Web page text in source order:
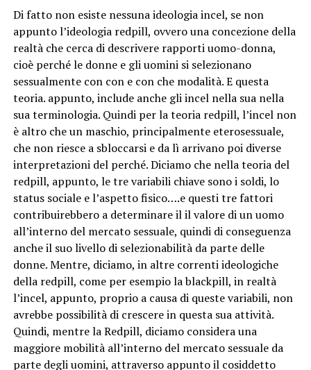
Di fatto non esiste nessuna ideologia incel, se non
appunto l’ideologia redpill, ovvero una concezione della
realtà che cerca di descrivere rapporti uomo-donna,
cioè perché le donne e gli uomini si selezionano
sessualmente con con e con che modalità. E questa
teoria. appunto, include anche gli incel nella sua nella
sua terminologia. Quindi per la teoria redpill, l’incel non
è altro che un maschio, principalmente eterosessuale,
che non riesce a sbloccarsi e da lì arrivano poi diverse
interpretazioni del perché. Diciamo che nella teoria del
redpill, appunto, le tre variabili chiave sono i soldi, lo
status sociale e l’aspetto fisico….e questi tre fattori
contribuirebbero a determinare il il valore di un uomo
all’interno del mercato sessuale, quindi di conseguenza
anche il suo livello di selezionabilità da parte delle
donne. Mentre, diciamo, in altre correnti ideologiche
della redpill, come per esempio la blackpill, in realtà
l’incel, appunto, proprio a causa di queste variabili, non
avrebbe possibilità di crescere in questa sua attività.
Quindi, mentre la Redpill, diciamo considera una
maggiore mobilità all’interno del mercato sessuale da
parte degli uomini, attraverso appunto il cosiddetto